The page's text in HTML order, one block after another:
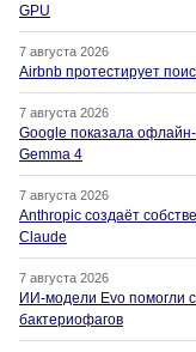
GPU
7 августа 2026
Airbnb протестирует
7 августа 2026
Google показала
Gemma 4
7 августа 2026
Anthropic создаёт
Claude
7 августа 2026
ИИ-модели Evo помогли
бактериофагов